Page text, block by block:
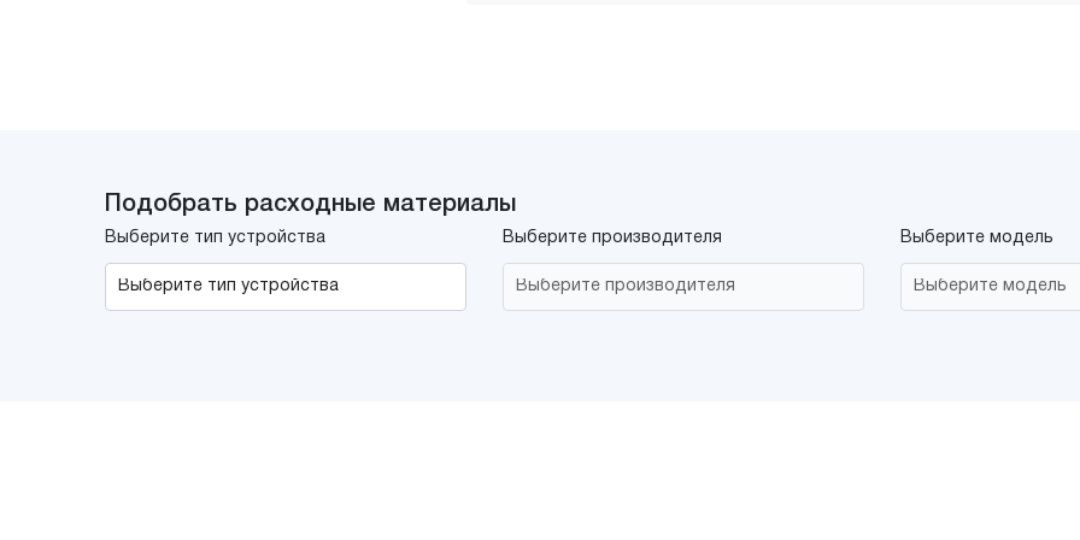
Подобрать расходные материалы
Выберите тип устройства Выберите производителя Выберите модель